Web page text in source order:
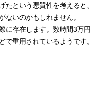
たという悪質性を考えると、
ないのかもしれません。
に存在します。数時間3万円
で重用されているようです。